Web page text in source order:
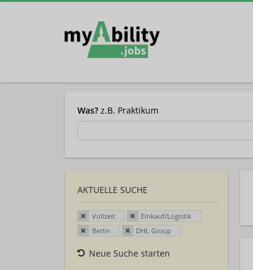
Was? z.B. Praktikum
AKTUELLE SUCHE
Vollzeit
Einkauf/Logistik
Berlin
DHL Group
Neue Suche starten